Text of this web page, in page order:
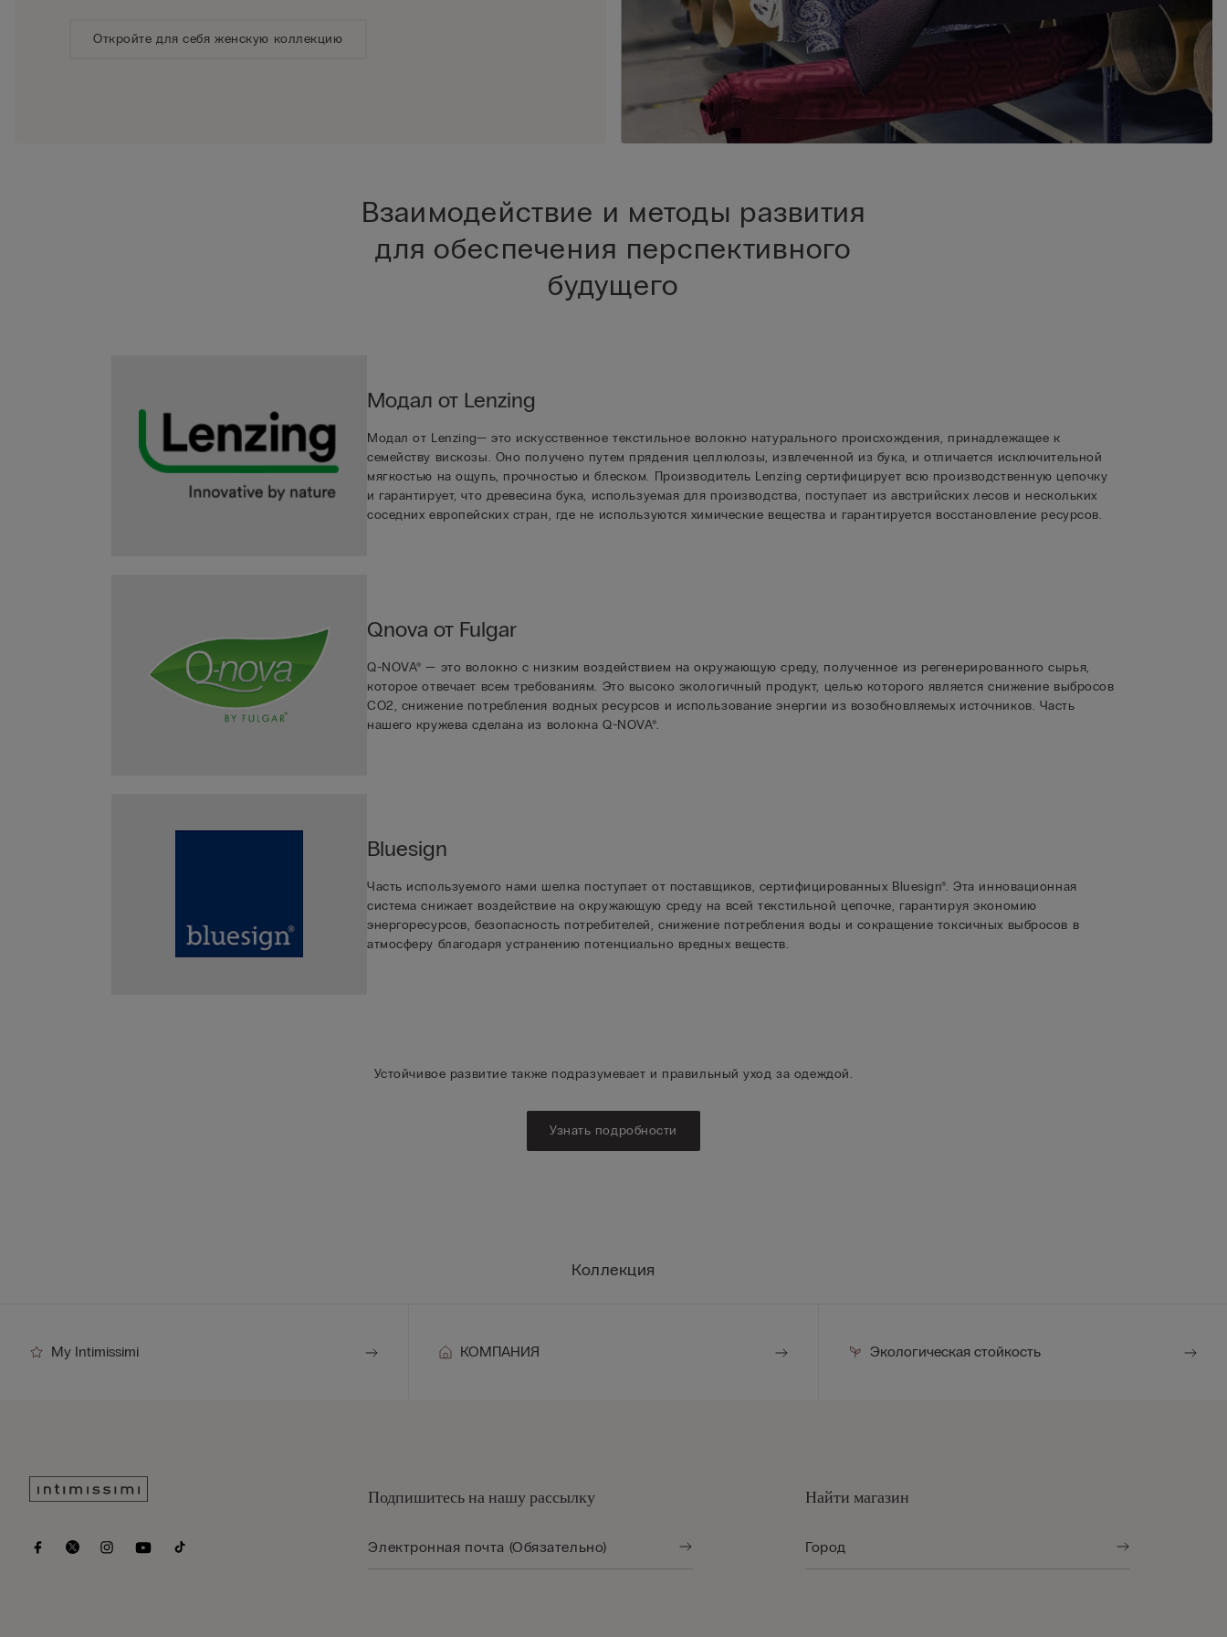
Коллекция
Откройте для себя женскую коллекцию
Взаимодействие и методы развития
для обеспечения перспективного
будущего
Mодал от Lenzing
Mодал от Lenzing— это искусственное текстильное волокно натурального происхождения, принадлежащее к
семейству вискозы. Оно получено путем прядения целлюлозы, извлеченной из бука, и отличается исключительной
мягкостью на ощупь, прочностью и блеском. Производитель Lenzing сертифицирует всю производственную цепочку
и гарантирует, что древесина бука, используемая для производства, поступает из австрийских лесов и нескольких
соседних европейских стран, где не используются химические вещества и гарантируется восстановление ресурсов.
Qnova от Fulgar
Q-NOVA® — это волокно с низким воздействием на окружающую среду, полученное из регенерированного сырья,
которое отвечает всем требованиям. Это высоко экологичный продукт, целью которого является снижение выбросов
CO2, снижение потребления водных ресурсов и использование энергии из возобновляемых источников. Часть
нашего кружева сделана из волокна Q-NOVA®.
Bluesign
Часть используемого нами шелка поступает от поставщиков, сертифицированных Bluesign®. Эта инновационная
система снижает воздействие на окружающую среду на всей текстильной цепочке, гарантируя экономию
энергоресурсов, безопасность потребителей, снижение потребления воды и сокращение токсичных выбросов в
атмосферу благодаря устранению потенциально вредных веществ.
Устойчивое развитие также подразумевает и правильный уход за одеждой.
Узнать подробности
My Intimissimi КОМПАНИЯ Экологическая стойкость
Подпишитесь на нашу рассылку Найти магазин